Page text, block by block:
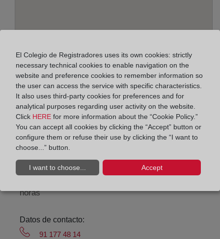
Address:
Alcalá, 540 - Edif. B - planta 2ª, 28027
Horario:
Agosto: De lunes a viernes de 09:00 a 14:00 horas
horas
Datos de contacto:
91 177 48 14
El Colegio de Registradores uses its own cookies: strictly
necessary technical cookies to enable navigation on the
website and preference cookies to remember information so
the user can access the service with specific characteristics.
It also uses third-party cookies for preferences and for
analytical purposes regarding user activity on the website.
Click HERE for more information about the “Cookie Policy.”
You can accept all cookies by clicking the “Accept” button or
configure them or refuse their use by clicking the “I want to
choose...” button.
I want to choose... Accept